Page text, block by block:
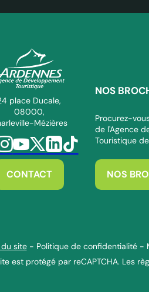
ADT des Ardennes Pro
place Ducale,
08000,
Mézières
nous sur Facebook
nous sur Instagram
Suivez-nous sur Youtube
Suivez-nous sur Twitter
Suivez-nous sur
Suivez-nous sur
CONTACT
NOS
Procurez-
de l'Agence
Touristique
NOS
du site - Politique de confidentialité -
est protégé par reCAPTCHA. Les